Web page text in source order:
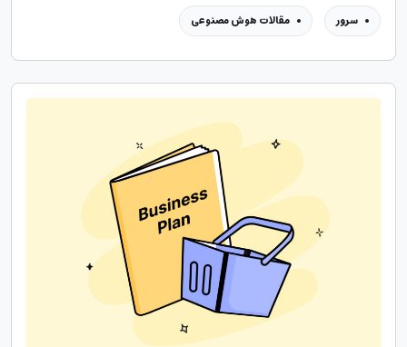
سرور مقالات هوش مصنوعی